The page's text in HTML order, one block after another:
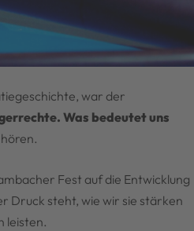
war der
Was bedeutet uns
Fest auf die Entwicklung
Druck steht, wie wir sie stärken
leisten.